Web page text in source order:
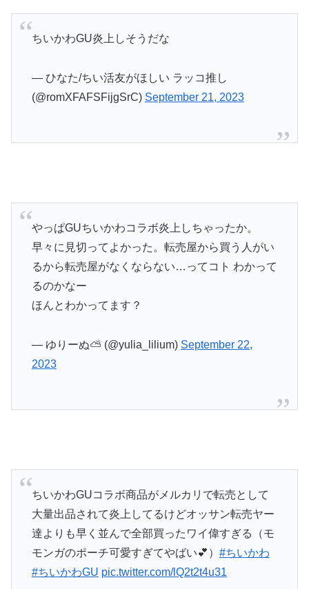
ちいかわGU炎上しそうだな
— ひなた/ちい活友がほしい ラッコ推し
(@romXFAFSFijgSrC) September 21, 2023
やっぱGUちいかわコラボ炎上しちゃったか。
早々に見切ってよかった。転売屋から買う人がい
るから転売屋がなくならない…ってコト わかって
るのかなー
ほんとわかってます？
— ゆりーぬ⛅ (@yulia_lilium) September 22,
2023
ちいかわGUコラボ商品がメルカリで転売として
大量出品されて炎上してるけどオッサン転売ヤー
達よりも早く並んで全部買ったワイ偉すぎる（モ
モンガのポーチ可愛すぎてやばい💕） #ちいかわ
#ちいかわGU pic.twitter.com/lQ2t2t4u31